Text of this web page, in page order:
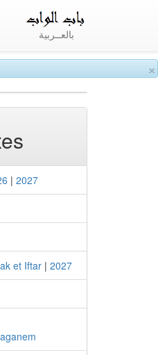
×
بالعــربية
| 2027
et Iftar | 2027